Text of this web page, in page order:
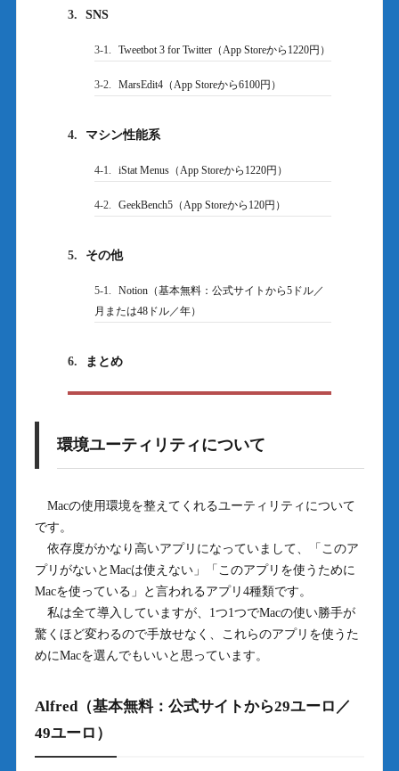
3. SNS
3-1. Tweetbot 3 for Twitter（App Storeから1220円）
3-2. MarsEdit4（App Storeから6100円）
4. マシン性能系
4-1. iStat Menus（App Storeから1220円）
4-2. GeekBench5（App Storeから120円）
5. その他
5-1.
Notion（基本無料：公式サイトから5ドル／
月または48ドル／年）
6. まとめ
環境ユーティリティについて
Macの使用環境を整えてくれるユーティリティについて
です。
依存度がかなり高いアプリになっていまして、「このア
プリがないとMacは使えない」「このアプリを使うために
Macを使っている」と言われるアプリ4種類です。
私は全て導入していますが、1つ1つでMacの使い勝手が
驚くほど変わるので手放せなく、これらのアプリを使うた
めにMacを選んでもいいと思っています。
Alfred（基本無料：公式サイトから29ユーロ／
49ユーロ）